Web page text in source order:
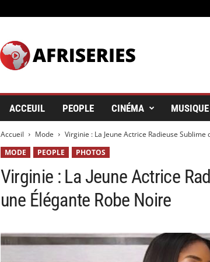
ACCEUIL PEOPLE CINÉMA MUSIQUE
Accueil Mode
Virginie : La Jeune Actrice Radieuse
MODE
PEOPLE PHOTOS
Virginie : La Jeune Actrice
une Élégante Robe Noire